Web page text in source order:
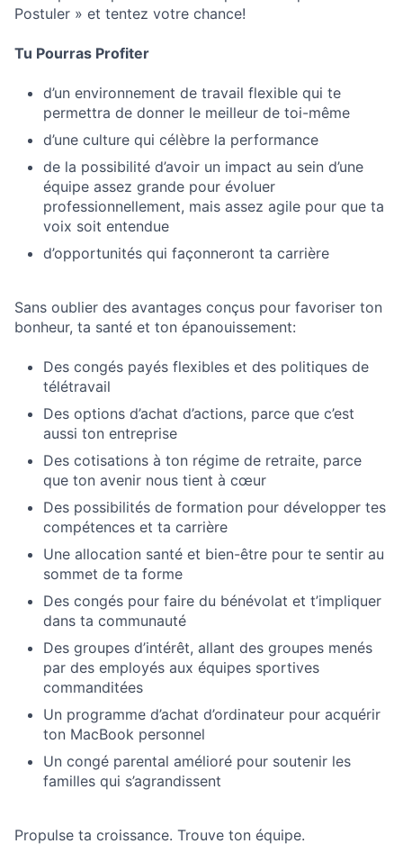
Postuler » et tentez votre chance!
Tu Pourras Profiter
d’un environnement de travail flexible qui te
permettra de donner le meilleur de toi-même
d’une culture qui célèbre la performance
de la possibilité d’avoir un impact au sein d’une
équipe assez grande pour évoluer
professionnellement, mais assez agile pour que ta
voix soit entendue
d’opportunités qui façonneront ta carrière
Sans oublier des avantages conçus pour favoriser ton
bonheur, ta santé et ton épanouissement:
Des congés payés flexibles et des politiques de
télétravail
Des options d’achat d’actions, parce que c’est
aussi ton entreprise
Des cotisations à ton régime de retraite, parce
que ton avenir nous tient à cœur
Des possibilités de formation pour développer tes
compétences et ta carrière
Une allocation santé et bien-être pour te sentir au
sommet de ta forme
Des congés pour faire du bénévolat et t’impliquer
dans ta communauté
Des groupes d’intérêt, allant des groupes menés
par des employés aux équipes sportives
commanditées
Un programme d’achat d’ordinateur pour acquérir
ton MacBook personnel
Un congé parental amélioré pour soutenir les
familles qui s’agrandissent
Propulse ta croissance. Trouve ton équipe.